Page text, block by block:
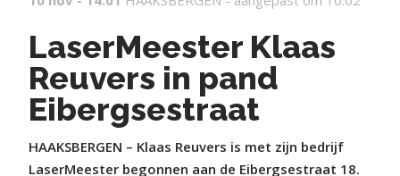
LaserMeester Klaas
Reuvers in pand
Eibergsestraat
HAAKSBERGEN – Klaas Reuvers is met zijn bedrijf
LaserMeester begonnen aan de Eibergsestraat 18.